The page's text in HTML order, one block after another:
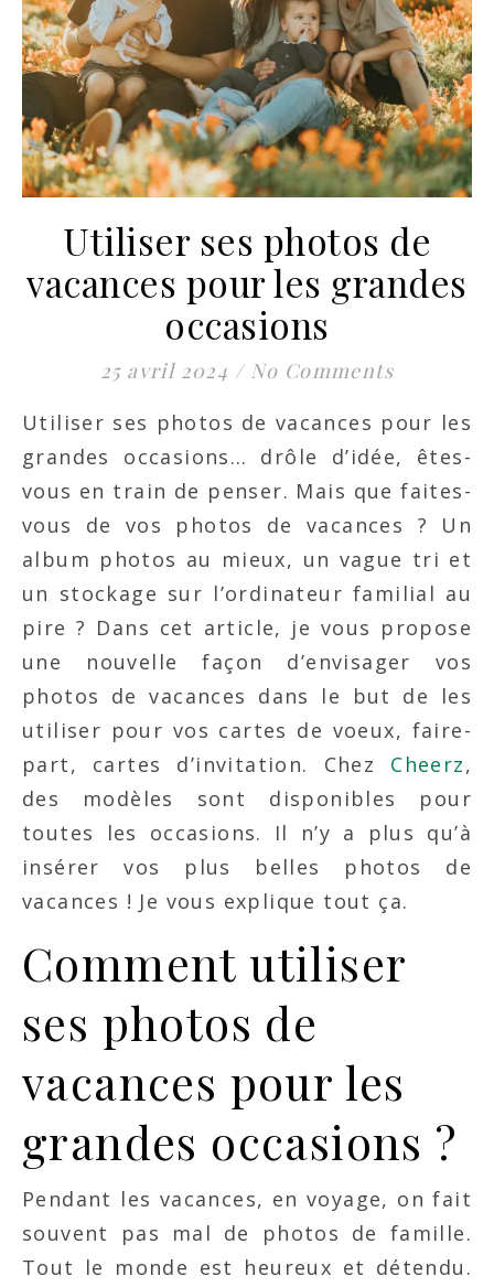
Utiliser ses photos de
vacances pour les grandes
occasions
25 avril 2024 / No Comments
Utiliser ses photos de vacances pour les
grandes occasions… drôle d’idée, êtes-
vous en train de penser. Mais que faites-
vous de vos photos de vacances ? Un
album photos au mieux, un vague tri et
un stockage sur l’ordinateur familial au
pire ? Dans cet article, je vous propose
une nouvelle façon d’envisager vos
photos de vacances dans le but de les
utiliser pour vos cartes de voeux, faire-
part, cartes d’invitation. Chez Cheerz,
des modèles sont disponibles pour
toutes les occasions. Il n’y a plus qu’à
insérer vos plus belles photos de
vacances ! Je vous explique tout ça.
Comment utiliser
ses photos de
vacances pour les
grandes occasions ?
Pendant les vacances, en voyage, on fait
souvent pas mal de photos de famille.
Tout le monde est heureux et détendu.